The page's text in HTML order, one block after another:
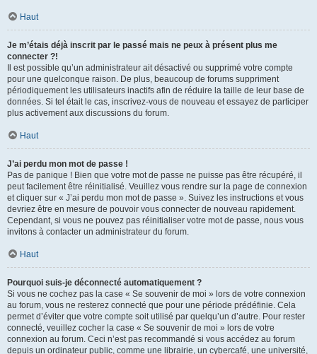
Haut
Je m’étais déjà inscrit par le passé mais ne peux à présent plus me
connecter ?!
Il est possible qu’un administrateur ait désactivé ou supprimé votre compte
pour une quelconque raison. De plus, beaucoup de forums suppriment
périodiquement les utilisateurs inactifs afin de réduire la taille de leur base de
données. Si tel était le cas, inscrivez-vous de nouveau et essayez de participer
plus activement aux discussions du forum.
Haut
J’ai perdu mon mot de passe !
Pas de panique ! Bien que votre mot de passe ne puisse pas être récupéré, il
peut facilement être réinitialisé. Veuillez vous rendre sur la page de connexion
et cliquer sur « J’ai perdu mon mot de passe ». Suivez les instructions et vous
devriez être en mesure de pouvoir vous connecter de nouveau rapidement.
Cependant, si vous ne pouvez pas réinitialiser votre mot de passe, nous vous
invitons à contacter un administrateur du forum.
Haut
Pourquoi suis-je déconnecté automatiquement ?
Si vous ne cochez pas la case « Se souvenir de moi » lors de votre connexion
au forum, vous ne resterez connecté que pour une période prédéfinie. Cela
permet d’éviter que votre compte soit utilisé par quelqu’un d’autre. Pour rester
connecté, veuillez cocher la case « Se souvenir de moi » lors de votre
connexion au forum. Ceci n’est pas recommandé si vous accédez au forum
depuis un ordinateur public, comme une librairie, un cybercafé, une université,